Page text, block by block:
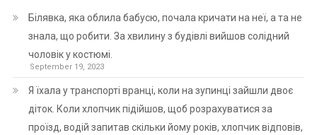
Білявка, яка облила бабусю, почала кричати на неї, а та не
знала, що робити. За хвилину з будівлі вийшов солідний
чоловік у костюмі.
September 19, 2023
Я їхала у транспорті вранці, коли на зупинці зайшли двоє
діток. Коли хлопчик підійшов, щоб розрахуватися за
проїзд, водій запитав скільки йому років, хлопчик відповів,